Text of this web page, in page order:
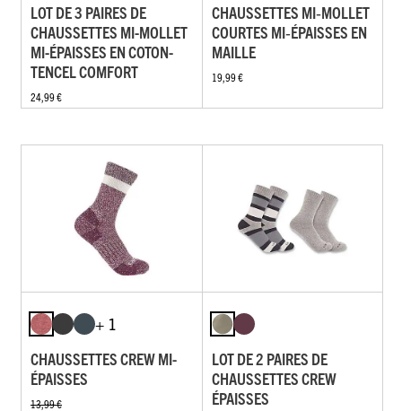
LOT DE 3 PAIRES DE
CHAUSSETTES MI-MOLLET
MI-ÉPAISSES EN COTON-
TENCEL COMFORT
24,99 €
CHAUSSETTES MI‑MOLLET
COURTES MI‑ÉPAISSES EN
MAILLE
19,99 €
+ 1
CHAUSSETTES CREW MI-
ÉPAISSES
13,99 €
LOT DE 2 PAIRES DE
CHAUSSETTES CREW
ÉPAISSES